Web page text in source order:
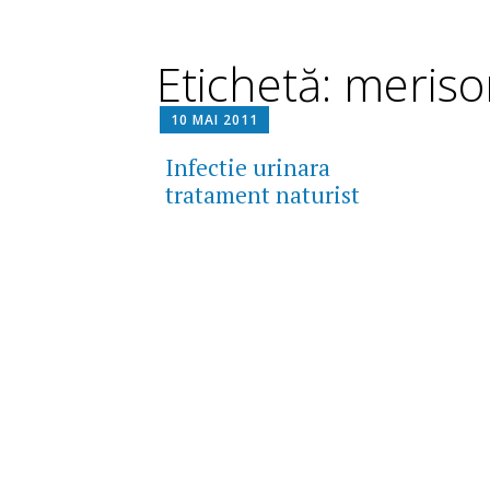
Etichetă:
10 MAI 2011
Infectie urinara
tratament naturist